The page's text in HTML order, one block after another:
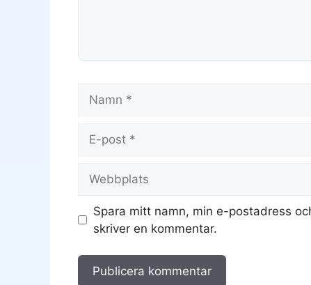
post
Spara mitt namn, min e-postadress
skriver en kommentar.